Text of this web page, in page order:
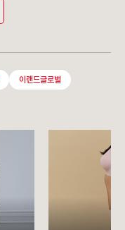
이랜드글로벌